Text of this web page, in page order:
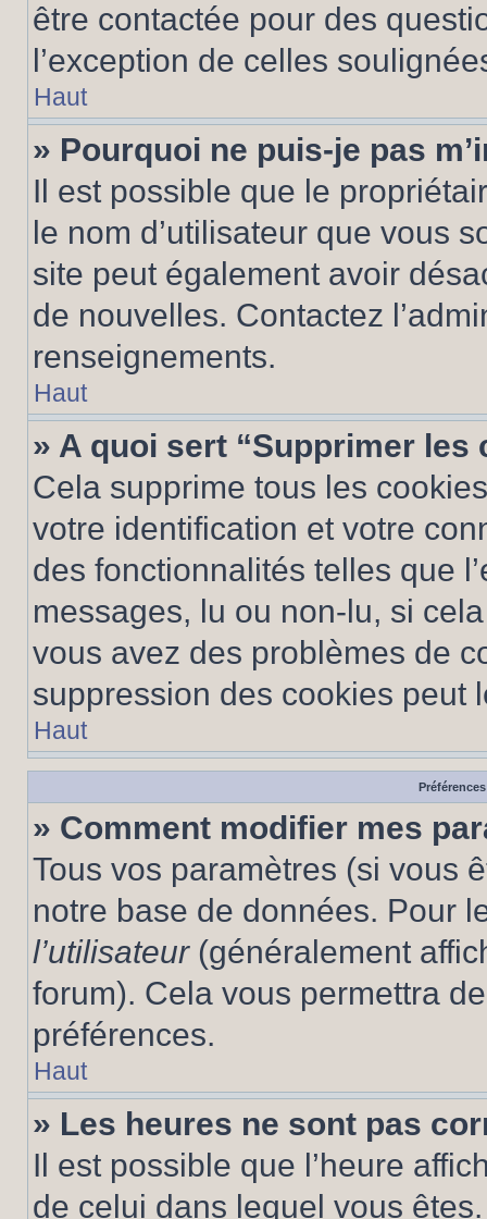
être contactée pour des
l’exception de celles
Haut
» Pourquoi ne puis-je pas
Il est possible que le
le nom d’utilisateur que vous
site peut également avoir
de nouvelles. Contactez
renseignements.
Haut
» A quoi sert “Supprimer les
Cela supprime tous les
votre identification et votre
des fonctionnalités telles que
messages, lu ou non-lu, si
vous avez des problèmes de
suppression des cookies peut
Haut
» Comment modifier mes
Tous vos paramètres (si vous
notre base de données. Pour
l’utilisateur(généralement
forum). Cela vous permettra
préférences.
Haut
» Les heures ne sont pas
Il est possible que l’heure
de celui dans lequel vous